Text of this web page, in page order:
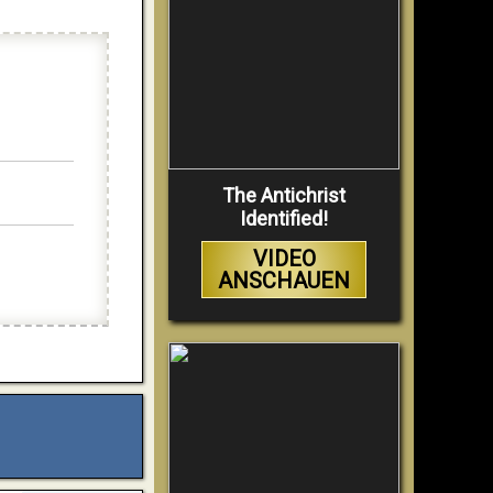
The Antichrist
Identified!
VIDEO
ANSCHAUEN